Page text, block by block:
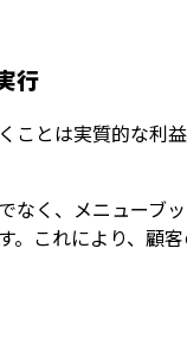
行
ことは実質的な利
なく、メニューブ
。これにより、顧